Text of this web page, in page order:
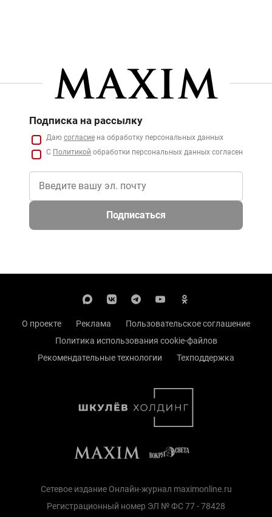
Подписка на рассылку
Даю согласие на обработку персональных данных
С Политикой обработки персональных данных согласен
Подписаться
О проекте Реклама
Пользовательское соглашение
Политика использования cookie-файлов
Рекомендательные технологии
Техподдержка
Сетевое издание Онлайн-журнал maximonline.ru
Регистрационный номер ЭЛ № ФС 77 - 78428